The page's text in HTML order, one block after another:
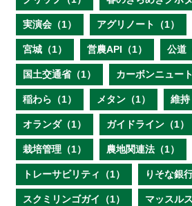
実演会（1） アグリノート（1）
宮城（1） 営農API（1） 公道
国土交通省（1） カーボンニュー
稲わら（1） メタン（1） 維持
オランダ（1） ガイドライン（1）
栽培管理（1） 農地関連法（1）
トレーサビリティ（1） りそな銀
スクミリンゴガイ（1） マッスル